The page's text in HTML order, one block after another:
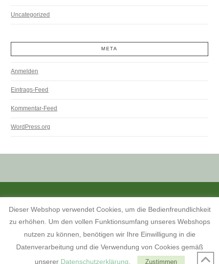
Uncategorized
META
Anmelden
Eintrags-Feed
Kommentar-Feed
WordPress.org
KONTAKT, ÖFFNUNGSZEITEN UND ANFAHRTSBESCHREIBUNG
DATENSCHUTZERKLÄRUNG
IMPRESSUM
FACEBOOK
Dieser Webshop verwendet Cookies, um die Bedienfreundlichkeit
zu erhöhen. Um den vollen Funktionsumfang unseres Webshops
nutzen zu können, benötigen wir Ihre Einwilligung in die
Datenverarbeitung und die Verwendung von Cookies gemäß
unserer Datenschutzerklärung Zustimmen